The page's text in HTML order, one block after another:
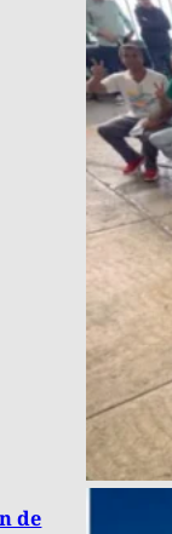
de